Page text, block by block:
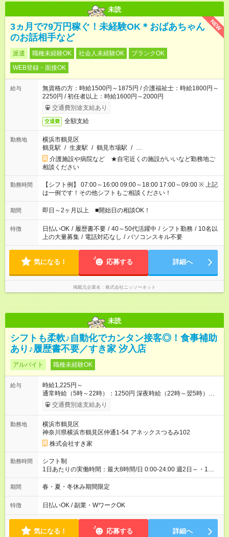
未読
NEW
3ヵ月で79万円稼ぐ！未経験OK＊おばあちゃん
のお話相手など
派遣 職種未経験OK 社会人未経験OK
ブランクOK
WEB登録・面接OK
給与
無資格の方：時給1500円～1875円 / 介護福祉士：時給1800円～
2250円 / 初任者以上：時給1600円～2000円
交通費別途支給あり
交通費 全額支給
勤務地
横浜市鶴見区
鶴見駅 / 生麦駅 / 鶴見市場駅 / …
介護施設や病院など ★自宅近くの施設がいいなど勤務地ご
相談ください
勤務時間
【シフト例】 07:00～16:00 09:00～18:00 17:00～09:00 ※ 上記
は一例です！その他シフトもご相談ください！
期間 即日～2ヶ月以上 ■開始日の相談OK！
特徴 日払いOK / 履歴書不要 / 40～50代活躍中 / シフト勤務 / 10名以
上の大量募集 / 電話対応なし / パソコンスキル不要
気になる！ 応募する 詳細へ
掲載元企業名 株式会社ニッソーネット
未読
シフトも柔軟♪自動化でカンタン接客◎！食事補助
あり♪履歴書不要／すき家 汐入店
アルバイト 職種未経験OK
給与
時給1,225円～
通常時給（5時～22時）：1250円 深夜時給（22時～翌5時）：
1563円 高校生時給：1225円 【特別手当】早朝手当（5：00-9：
00）時給+150円 【試用期間】試用期間あり 試用期間の長さ：1
30日（※条件変更なし）ですが、切り上げで一ヶ月とさせてい
ただきます。 研修制度あり：15時間(研修中も同時給）
交通費別途支給あり
勤務地
横浜市鶴見区
神奈川県横浜市鶴見区仲通1-54 アネックスつるみ102
株式会社すき家
勤務時間
シフト制
1日あたりの実働時間：最大8時間/日 0:00-24:00 週2日～・1日
2h～OK ＜シフト例＞ 〇朝帯 5:00-9:00 〇昼帯 9:00-14:00 〇午
後帯 14:00-18:00 〇夜帯 18:00-22:00 〇深夜帯 22:00-翌5:00 基
ます♪
期間 春・夏・冬休み期間限定
特徴 日払いOK / 副業・WワークOK
気になる！ 応募する 詳細へ